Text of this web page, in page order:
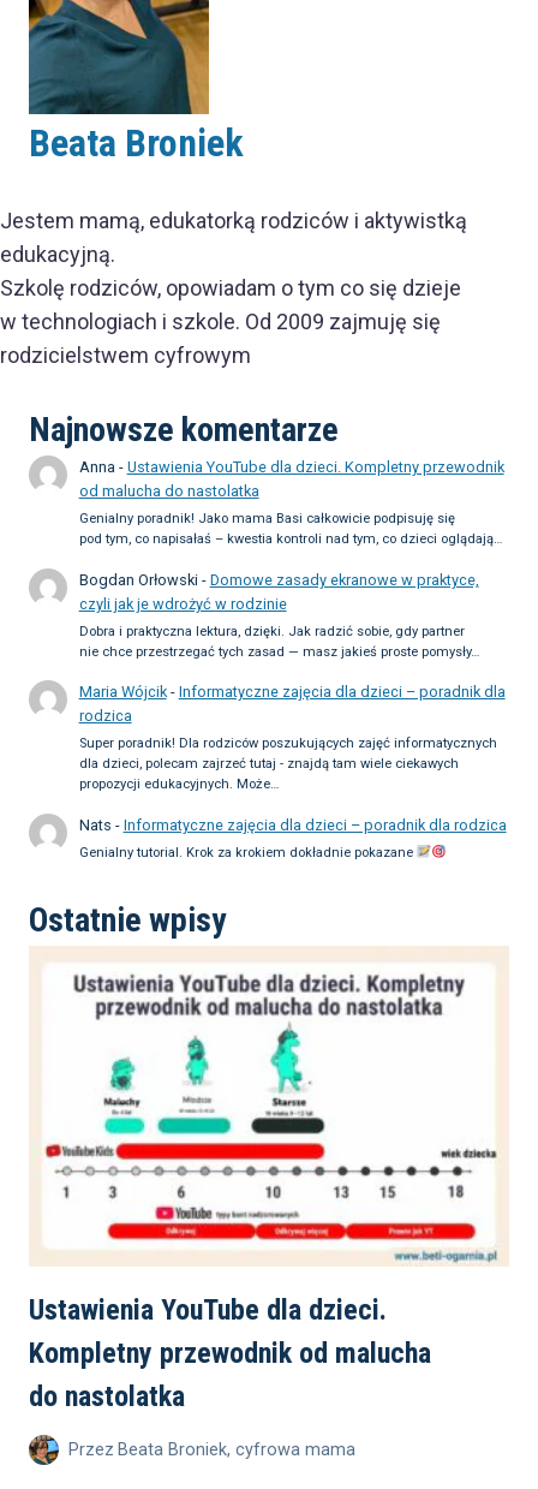
Beata Broniek
Jestem mamą, edukatorką rodziców i aktywistką
edukacyjną.
Szkolę rodziców, opowiadam o tym co się dzieje
w technologiach i szkole. Od 2009 zajmuję się
rodzicielstwem cyfrowym
Najnowsze komentarze
Anna - Ustawienia YouTube dla dzieci. Kompletny przewodnik
od malucha do nastolatka
Genialny poradnik! Jako mama Basi całkowicie podpisuję się
pod tym, co napisałaś – kwestia kontroli nad tym, co dzieci oglądają…
Bogdan Orłowski- Domowe zasady ekranowe w praktyce,
czyli jak je wdrożyć w rodzinie
Dobra i praktyczna lektura, dzięki. Jak radzić sobie, gdy partner
nie chce przestrzegać tych zasad — masz jakieś proste pomysły…
Maria Wójcik- Informatyczne zajęcia dla dzieci – poradnik dla
rodzica
Super poradnik! Dla rodziców poszukujących zajęć informatycznych
dla dzieci, polecam zajrzeć tutaj - znajdą tam wiele ciekawych
propozycji edukacyjnych. Może…
Nats - Informatyczne zajęcia dla dzieci – poradnik dla rodzica
Genialny tutorial. Krok za krokiem dokładnie pokazane
Ostatnie wpisy
Ustawienia YouTube dla dzieci.
Kompletny przewodnik od malucha
do nastolatka
Przez Beata Broniek, cyfrowa mama